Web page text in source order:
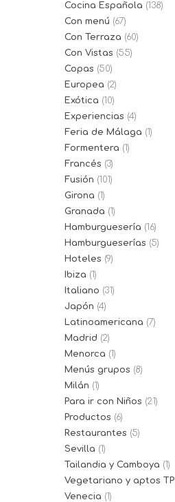
Cocina Española (138)
Con menú (67)
Con Terraza (60)
Con Vistas (55)
Copas (50)
Europea (2)
Exótica (10)
Experiencias (4)
Feria de Málaga (1)
Formentera (1)
Francés (3)
Fusión (101)
Girona (1)
Granada (1)
Hamburguesería (16)
Hamburgueserías (5)
Hoteles (9)
Ibiza (1)
Italiano (31)
Japón (4)
Latinoamericana (7)
Madrid (2)
Menorca (1)
Menús grupos (8)
Milán (1)
Para ir con Niños (21)
Productos (6)
Restaurantes (5)
Sevilla (1)
Tailandia y Camboya (1)
Vegetariano y aptos TP
Venecia (1)